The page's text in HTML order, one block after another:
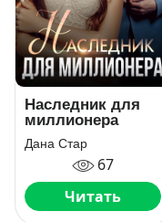
Наследник для
миллионера
Дана Стар
67
Читать